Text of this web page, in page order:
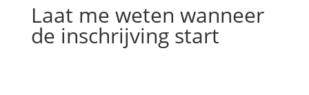
Laat me weten wanneer
de inschrijving start